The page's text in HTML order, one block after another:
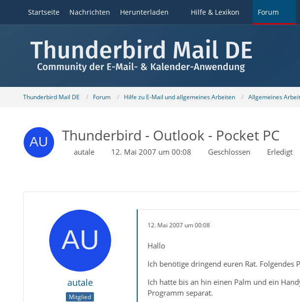
Startseite Nachrichten Herunterladen Hilfe & Lexikon Forum
Thunderbird Mail DE Forum Hilfe zu E-Mail und allgemeines Arbeiten Allgemeines
Thunderbird - Outlook - Pocket PC
autale 12. Mai 2007 um 00:08 Geschlossen Erledigt
autale
Mitglied
12. Mai 2007 um 00:08
Hallo
Ich benötige dringend euren Rat. Folgendes
Ich hatte bis an hin einen Palm und ein
Programm separat.